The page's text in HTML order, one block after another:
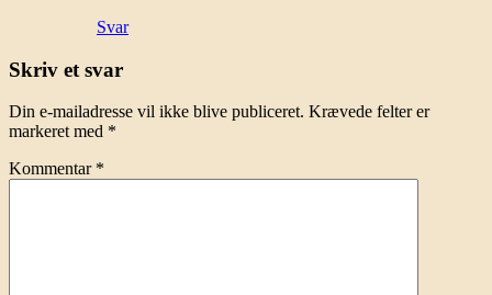
Svar
Skriv et svar
Din e-mailadresse vil ikke blive publiceret. Krævede felter er
markeret med *
Kommentar *